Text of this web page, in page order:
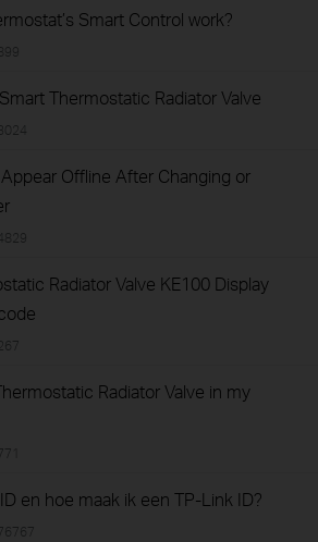
Smart Control work?
Thermostatic Radiator Valve
Offline After Changing or
Radiator Valve KE100 Display
Radiator Valve in my
en hoe maak ik een TP-Link ID?